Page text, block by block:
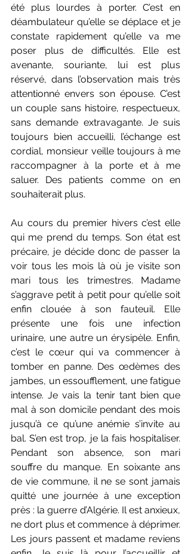
été plus lourdes à porter. C’est en
déambulateur qu’elle se déplace et je
constate rapidement qu’elle va me
poser plus de difficultés. Elle est
avenante, souriante, lui est plus
réservé, dans l’observation mais très
attentionné envers son épouse. C’est
un couple sans histoire, respectueux,
sans demande extravagante. Je suis
toujours bien accueilli, l’échange est
cordial, monsieur veille toujours à me
raccompagner à la porte et à me
saluer. Des patients comme on en
souhaiterait plus.
Au cours du premier hivers c’est elle
qui me prend du temps. Son état est
précaire, je décide donc de passer la
voir tous les mois là où je visite son
mari tous les trimestres. Madame
s’aggrave petit à petit pour qu’elle soit
enfin clouée à son fauteuil. Elle
présente une fois une infection
urinaire, une autre un érysipèle. Enfin,
c’est le cœur qui va commencer à
tomber en panne. Des œdèmes des
jambes, un essoufflement, une fatigue
intense. Je vais la tenir tant bien que
mal à son domicile pendant des mois
jusqu’à ce qu’une anémie s’invite au
bal. S’en est trop, je la fais hospitaliser.
Pendant son absence, son mari
souffre du manque. En soixante ans
de vie commune, il ne se sont jamais
quitté une journée à une exception
près : la guerre d’Algérie. Il est anxieux,
ne dort plus et commence à déprimer.
Les jours passent et madame reviens